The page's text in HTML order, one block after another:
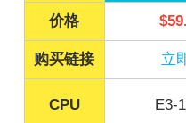
价格
购买链接 立
CPU E3-